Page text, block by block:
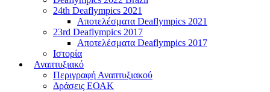
24th Deaflympics 2021
Αποτελέσματα Deaflympics 2021
23rd Deaflympics 2017
Αποτελέσματα Deaflympics 2017
Ιστορία
Αναπτυξιακό
Περιγραφή Αναπτυξιακού
Δράσεις ΕΟΑΚ